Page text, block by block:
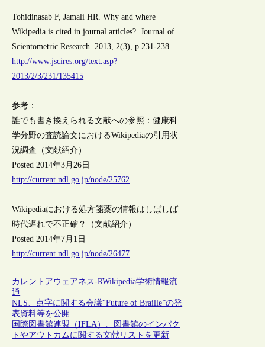
Tohidinasab F, Jamali HR. Why and where
Wikipedia is cited in journal articles?. Journal of
Scientometric Research. 2013, 2(3), p.231-238
http://www.jscires.org/text.asp?
2013/2/3/231/135415
参考：
誰でも書き換えられる文献への参照：健康科
学分野の査読論文におけるWikipediaの引用状
況調査（文献紹介）
Posted 2014年3月26日
http://current.ndl.go.jp/node/25762
Wikipediaにおける処方箋薬の情報はしばしば
時代遅れで不正確？（文献紹介）
Posted 2014年7月1日
http://current.ndl.go.jp/node/26477
カレントアウェアネス-RWikipedia学術情報流
通
NLS、点字に関する会議“Future of Braille”の発
表資料等を公開
国際図書館連盟（IFLA）、図書館のインパク
トやアウトカムに関する文献リストを更新